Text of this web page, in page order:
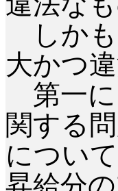
しかも
大かつ
第一に
関する
につい